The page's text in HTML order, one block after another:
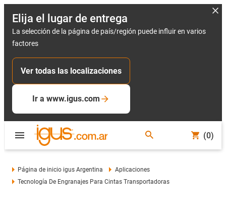
Elija el lugar de entrega
La selección de la página de país/región puede influir en varios
factores
Ver todas las localizaciones
Ir a www.igus.com
(0)
Página de inicio igus Argentina
Aplicaciones
Tecnología De Engranajes Para Cintas Transportadoras